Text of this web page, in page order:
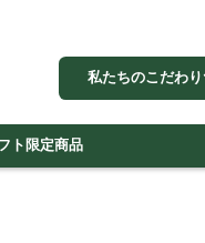
私たちのこだわり
ト 限定商品